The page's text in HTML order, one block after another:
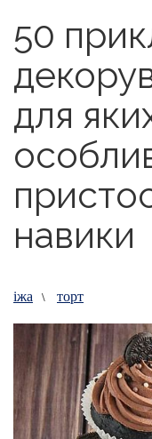
50
для
навики
іжа \ торт